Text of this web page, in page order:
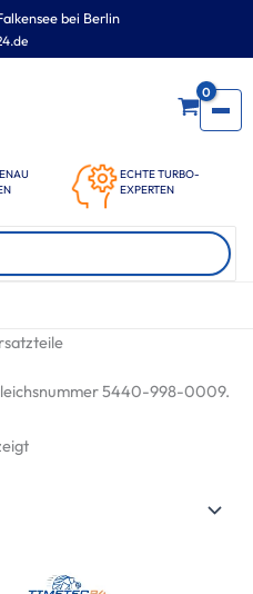
bei Berlin
ECHTE TURBO-
EXPERTEN
0
5440-998-0009.
Nach